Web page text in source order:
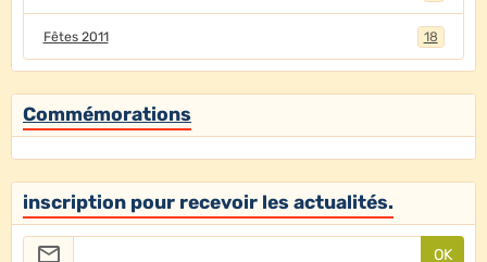
Fêtes 2011 18
Commémorations
inscription pour recevoir les actualités.
OK